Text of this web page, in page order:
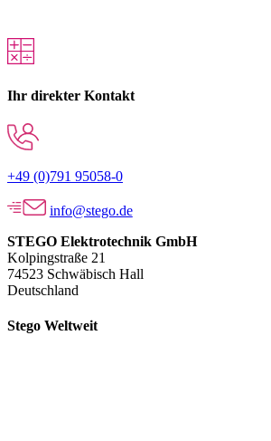
Ihr direkter Kontakt
+49 (0)791 95058-0
info@stego.de
STEGO Elektrotechnik GmbH
Kolpingstraße 21
74523 Schwäbisch Hall
Deutschland
Stego Weltweit